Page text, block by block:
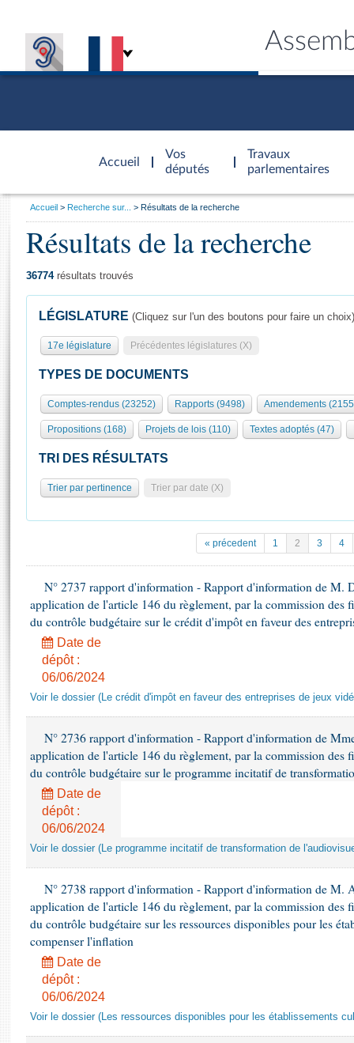
Accueil
d'accueil
Vos
députés
Travaux
parlementaires
Présidence
577 députés
Groupes politiques
Séance publique
Commissions et autres organes
Europe et International
Pétitions
Projets de loi
Propositions de loi
Amendements
Textes adoptés
Rapports d'information
Rapports sur l'application des lois
Baromètre de l’application des lois
Dossiers législatifs
Budget et sécurité sociale
Questions écrites et orales
Général
Rôle et pouvoirs de l'Assemblée
Organisation de l'Assemblée
Présidence Conférence des Présidents Bureau Collège des
Statistiques et chiffres clés
( Constitution | Règlement de l'Assemblée ... )
Histoire
Juniors
Anciennes législatures
Liens vers les sites publics
Visiter l'Assemblée
Visite virtuelle du palais Bourbon
Assister à une séance
Contacts et plan d'accès
Photos libres de droit
Vous
Accueil Recherche sur... Résultats de la recherche
Résultats de la recherche
36774résultats trouvés
LÉGISLATURE (Cliquez sur l'un des boutons pour faire un choix)
17e législature Précédentes législatures (X)
TYPES DE DOCUMENTS
Comptes-rendus (23252) Rapports (9498) Amendements
Propositions (168) Projets de lois (110) Textes adoptés (47)
TRI DES RÉSULTATS
Trier par pertinence Trier par date (X)
« précedent 1 2 3 4
N° 2737 rapport d'information - Rapport d'information de M.
application de l'article 146 du règlement, par la commission des
du contrôle budgétaire sur le crédit d'impôt en faveur des
Date de
dépôt :
06/06/2024
Voir le dossier (Le crédit d'impôt en faveur des entreprises de jeux
N° 2736 rapport d'information - Rapport d'information de
application de l'article 146 du règlement, par la commission des
du contrôle budgétaire sur le programme incitatif de
Date de
dépôt :
06/06/2024
Voir le dossier (Le programme incitatif de transformation de
N° 2738 rapport d'information - Rapport d'information de M.
application de l'article 146 du règlement, par la commission des
du contrôle budgétaire sur les ressources disponibles pour les
compenser l'inflation
Date de
dépôt :
06/06/2024
Voir le dossier (Les ressources disponibles pour les établissements